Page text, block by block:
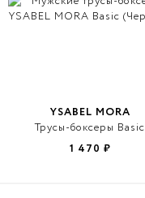
YSABEL MORA
Трусы-боксеры Basic
1 470 ₽